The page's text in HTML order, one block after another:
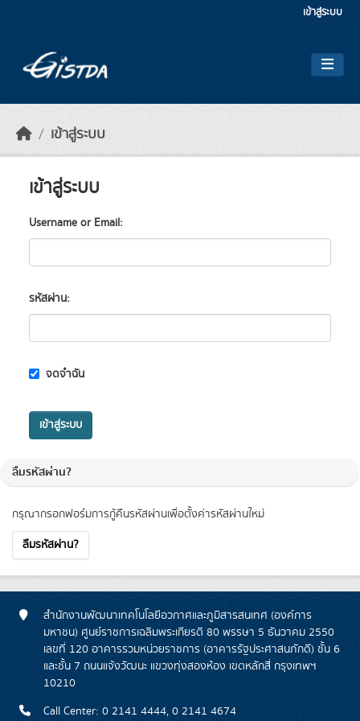
เข้าสู่ระบบ
เข้าสู่ระบบ
ลืมรหัสผ่าน?
กรุณากรอกฟอร์มการกู้คืนรหัสผ่านเพื่อตั้งค่ารหัสผ่านใหม่
ลืมรหัสผ่าน?
เข้าสู่ระบบ
Username or Email
รหัสผ่าน
จดจำฉัน
เข้าสู่ระบบ
สำนักงานพัฒนาเทคโนโลยีอวกาศและภูมิสารสนเทศ (องค์การ
มหาชน) ศูนย์ราชการเฉลิมพระเกียรติ 80 พรรษา 5 ธันวาคม 2550
เลขที่ 120 อาคารรวมหน่วยราชการ (อาคารรัฐประศาสนภักดี) ชั้น 6
และชั้น 7 ถนนแจ้งวัฒนะ แขวงทุ่งสองห้อง เขตหลักสี่ กรุงเทพฯ
10210
Call Center: 0 2141 4444, 0 2141 4674